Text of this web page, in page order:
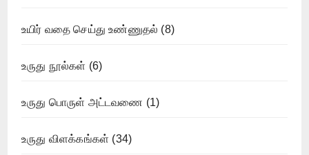
உயிர் வதை செய்து உண்ணுதல் (8)
உருது நூல்கள் (6)
உருது பொருள் அட்டவணை (1)
உருது விளக்கங்கள் (34)